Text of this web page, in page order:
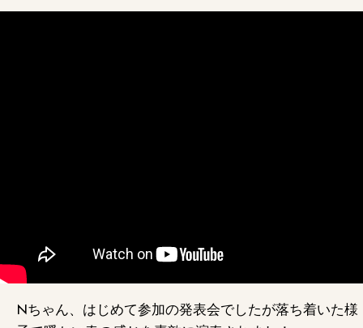
Nちゃん、はじめて参加の発表会でしたが落ち着いた様